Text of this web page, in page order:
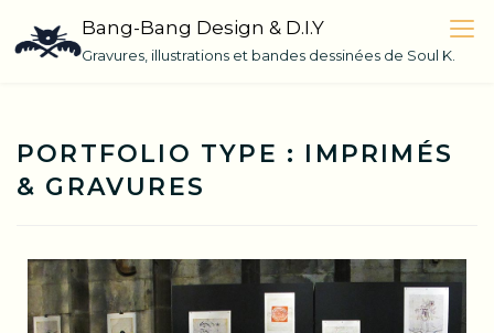
content
Bang-Bang Design & D.I.Y
Gravures, illustrations et bandes dessinées de Soul K.
PORTFOLIO TYPE : IMPRIMÉS
& GRAVURES